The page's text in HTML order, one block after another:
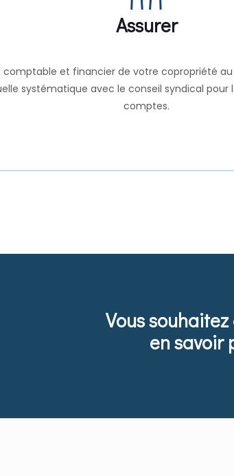
Assurer
comptable et financier de votre copropriété au
systématique avec le conseil syndical pour
comptes.
Vous
en savoir